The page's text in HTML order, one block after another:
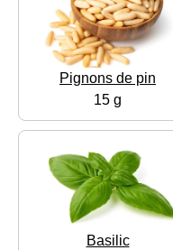
Pignons de pin
15 g
Basilic